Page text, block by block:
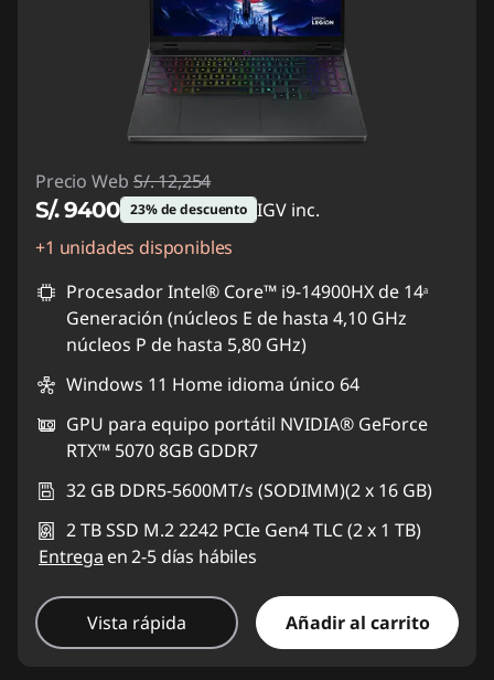
Precio Web S/. 12,254
S/. 9400 23% de descuento IGV inc.
Ahorros instantáneos :
+1 unidades disponibles
Procesador Intel® Core™ i9-14900HX de 14ᵃ
Generación (núcleos E de hasta 4,10 GHz
núcleos P de hasta 5,80 GHz)
Windows 11 Home idioma único 64
GPU para equipo portátil NVIDIA® GeForce
RTX™ 5070 8GB GDDR7
32 GB DDR5-5600MT/s (SODIMM)(2 x 16 GB)
2 TB SSD M.2 2242 PCIe Gen4 TLC (2 x 1 TB)
Entrega en 2-5 días hábiles
Vista rápida Añadir al carrito